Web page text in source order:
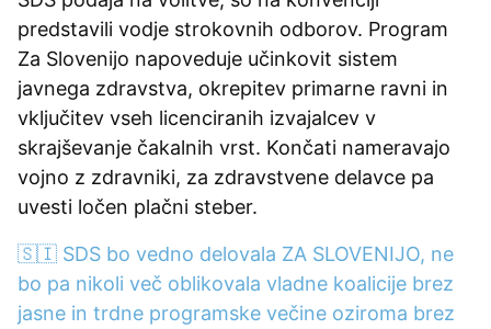
predstavili vodje strokovnih odborov. Program
Za Slovenijo napoveduje učinkovit sistem
javnega zdravstva, okrepitev primarne ravni in
vključitev vseh licenciranih izvajalcev v
skrajševanje čakalnih vrst. Končati nameravajo
vojno z zdravniki, za zdravstvene delavce pa
uvesti ločen plačni steber.
🇸🇮 SDS bo vedno delovala ZA SLOVENIJO, ne
bo pa nikoli več oblikovala vladne koalicije brez
jasne in trdne programske večine oziroma brez